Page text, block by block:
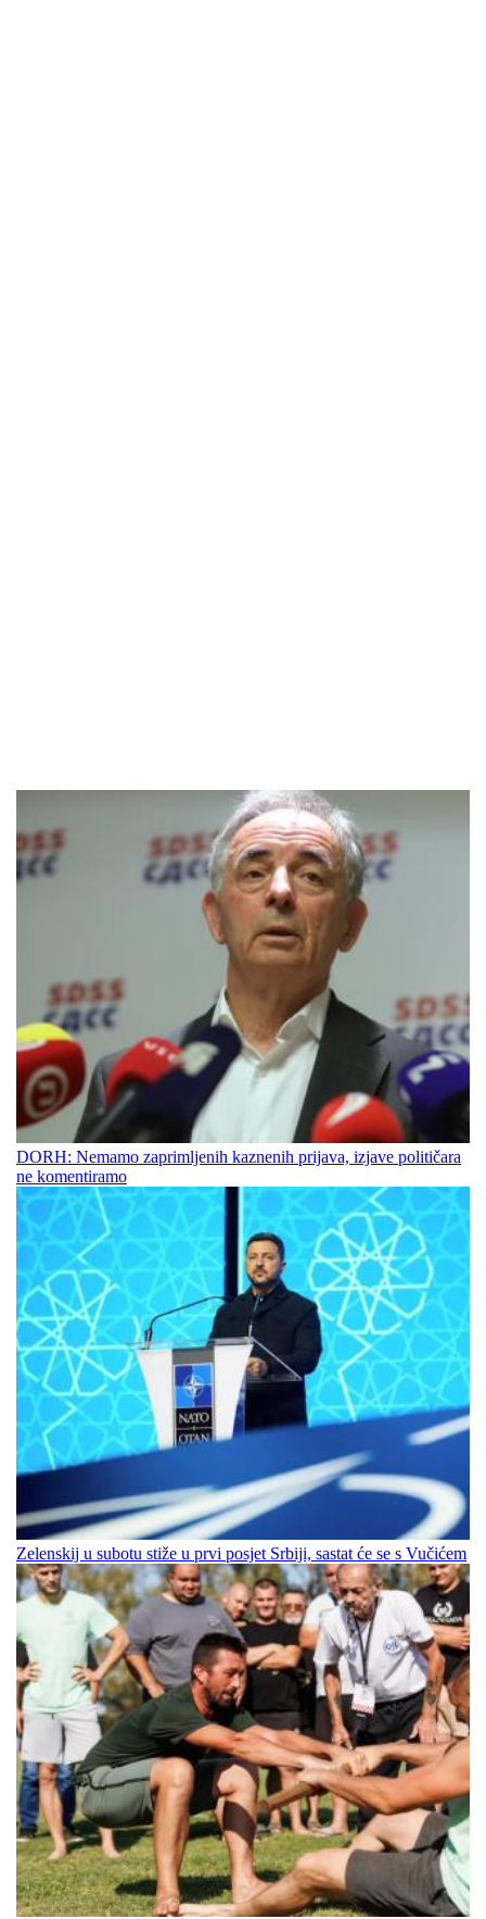
DORH: Nemamo zaprimljenih kaznenih prijava, izjave političara
ne komentiramo
Zelenskij u subotu stiže u prvi posjet Srbiji, sastat će se s Vučićem